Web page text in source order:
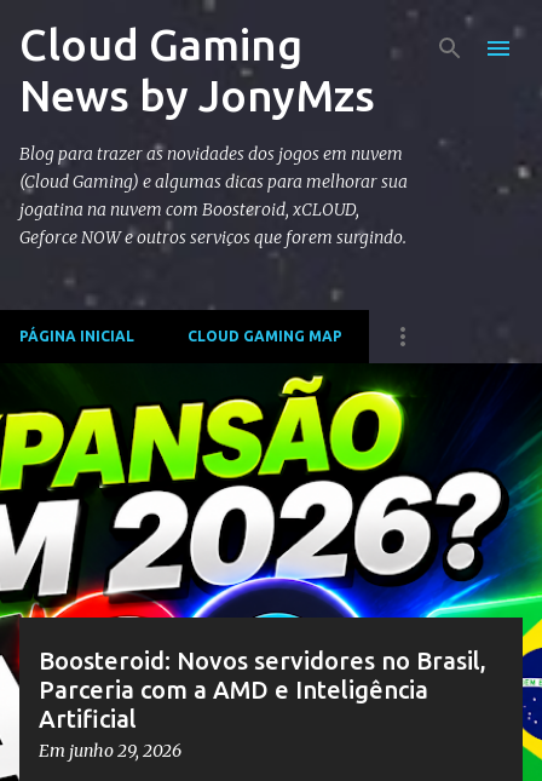
Pular para o conteúdo principal
Cloud Gaming
News by JonyMzs
Blog para trazer as novidades dos jogos em nuvem
(Cloud Gaming) e algumas dicas para melhorar sua
jogatina na nuvem com Boosteroid, xCLOUD,
Geforce NOW e outros serviços que forem surgindo.
PÁGINA INICIAL CLOUD GAMING MAP
o
s
t
a
e
n
s
Boosteroid: Novos servidores no Brasil,
Parceria com a AMD e Inteligência
Artificial
Em junho 29, 2026